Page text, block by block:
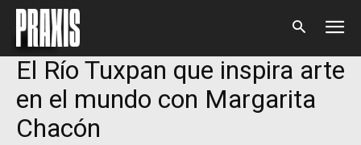
Inicio Cultura
Cultura
El Río Tuxpan que inspira arte
en el mundo con Margarita
Chacón